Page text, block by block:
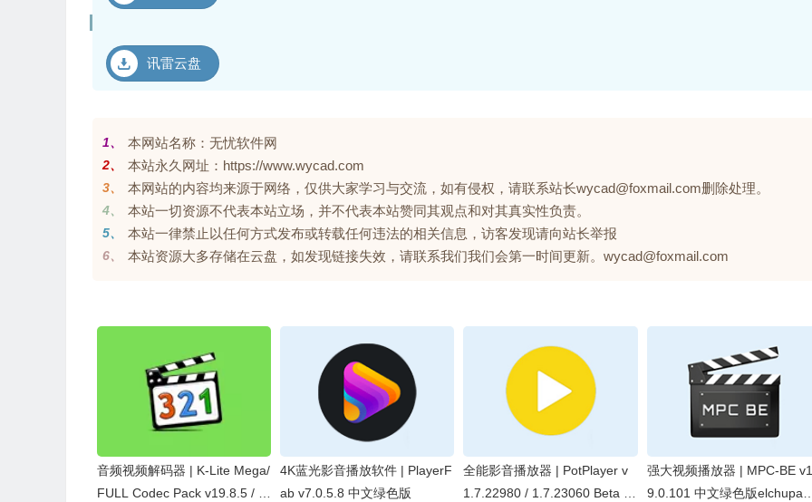
讯雷云盘
1、 本网站名称：无忧软件网
2、 本站永久网址：https://www.wycad.com
3、 本网站的内容均来源于网络，仅供大家学习与交流，如有侵权，请联系站长wycad@foxmail.com删除处理。
4、 本站一切资源不代表本站立场，并不代表本站赞同其观点和对其真实性负责。
5、 本站一律禁止以任何方式发布或转载任何违法的相关信息，访客发现请向站长举报
6、 本站资源大多存储在云盘，如发现链接失效，请联系我们我们会第一时间更新。wycad@foxmail.com
音频视频解码器 | K-Lite Mega/
FULL Codec Pack v19.8.5 / v
4K蓝光影音播放软件 | PlayerF
ab v7.0.5.8 中文绿色版
全能影音播放器 | PotPlayer v
1.7.22980 / 1.7.23060 Beta 去
强大视频播放器 | MPC-BE
9.0.101 中文绿色版